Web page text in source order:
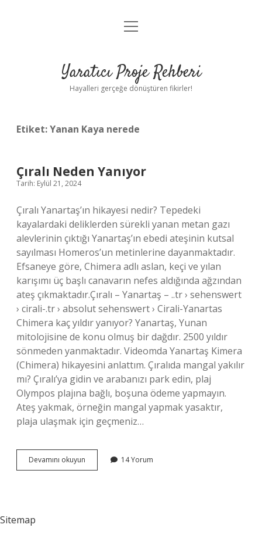
Anasayfa
Yasal Uyarı
menüyü
Yaratıcı Proje Rehberi
Hayalleri gerçeğe dönüştüren fikirler!
Etiket:Yanan Kaya nerede
Çıralı Neden Yanıyor
Tarih: Eylül 21, 2024
Çıralı Yanartaş’ın hikayesi nedir? Tepedeki
kayalardaki deliklerden sürekli yanan metan gazı
alevlerinin çıktığı Yanartaş’ın ebedi ateşinin kutsal
sayılması Homeros’un metinlerine dayanmaktadır.
Efsaneye göre, Chimera adlı aslan, keçi ve yılan
karışımı üç başlı canavarın nefes aldığında ağzından
ateş çıkmaktadır.Çıralı – Yanartaş – ..tr › sehenswert
› cirali-.tr › absolut sehenswert › Cirali-Yanartas
Chimera kaç yıldır yanıyor? Yanartaş, Yunan
mitolojisine de konu olmuş bir dağdır. 2500 yıldır
sönmeden yanmaktadır. Videomda Yanartaş Kimera
(Chimera) hikayesini anlattım. Çıralıda mangal yakılır
mı? Çıralı’ya gidin ve arabanızı park edin, plaj
Olympos plajına bağlı, boşuna ödeme yapmayın.
Ateş yakmak, örneğin mangal yapmak yasaktır,
plaja ulaşmak için geçmeniz…
Devamını okuyun
Neden
14 Yorum
Sitemap